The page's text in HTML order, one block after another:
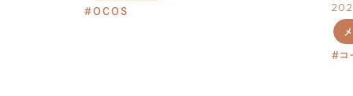
OCOS
コ